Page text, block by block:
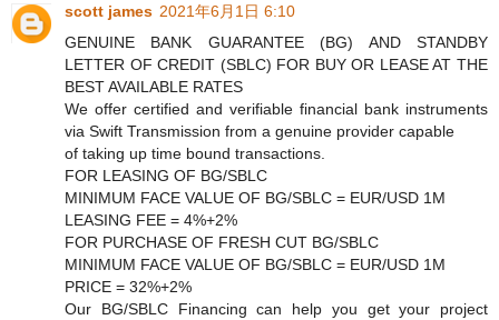
scott james 2021年6月1日 6:10
GENUINE BANK GUARANTEE (BG) AND STANDBY
LETTER OF CREDIT (SBLC) FOR BUY OR LEASE AT THE
BEST AVAILABLE RATES
We offer certified and verifiable financial bank instruments
via Swift Transmission from a genuine provider capable
of taking up time bound transactions.
FOR LEASING OF BG/SBLC
MINIMUM FACE VALUE OF BG/SBLC = EUR/USD 1M
LEASING FEE = 4%+2%
FOR PURCHASE OF FRESH CUT BG/SBLC
MINIMUM FACE VALUE OF BG/SBLC = EUR/USD 1M
PRICE = 32%+2%
Our BG/SBLC Financing can help you get your project